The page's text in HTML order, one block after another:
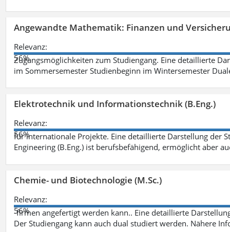
Angewandte Mathematik: Finanzen und
Relevanz:
56%
Zugangsmöglichkeiten zum Studiengang. Eine detaillierte
im Sommersemester Studienbeginn im Wintersemester
Elektrotechnik und Informationstechnik (B.Eng.)
Relevanz:
56%
für internationale Projekte. Eine detaillierte Darstellung der
Engineering (B.Eng.) ist berufsbefähigend, ermöglicht aber
Chemie- und Biotechnologie (M.Sc.)
Relevanz:
56%
-firmen angefertigt werden kann.. Eine detaillierte
Der Studiengang kann auch dual studiert werden. Nähere